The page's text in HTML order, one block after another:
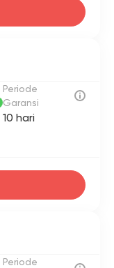
Periode
Garansi
10 hari
Periode